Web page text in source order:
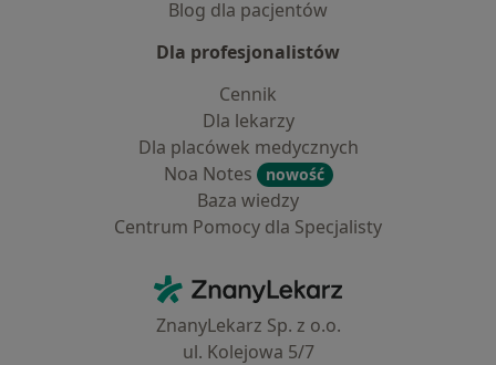
Blog dla pacjentów
Dla profesjonalistów
Cennik
Dla lekarzy
Dla placówek medycznych
Noa Notes
nowość
Baza wiedzy
Centrum Pomocy dla Specjalisty
ZnanyLekarz - Strona główna
ZnanyLekarz Sp. z o.o.
ul. Kolejowa 5/7